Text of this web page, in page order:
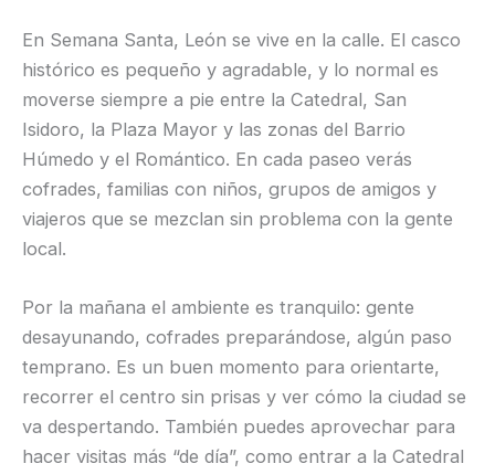
En Semana Santa, León se vive en la calle. El casco
histórico es pequeño y agradable, y lo normal es
moverse siempre a pie entre la Catedral, San
Isidoro, la Plaza Mayor y las zonas del Barrio
Húmedo y el Romántico. En cada paseo verás
cofrades, familias con niños, grupos de amigos y
viajeros que se mezclan sin problema con la gente
local.
Por la mañana el ambiente es tranquilo: gente
desayunando, cofrades preparándose, algún paso
temprano. Es un buen momento para orientarte,
recorrer el centro sin prisas y ver cómo la ciudad se
va despertando. También puedes aprovechar para
hacer visitas más “de día”, como entrar a la Catedral